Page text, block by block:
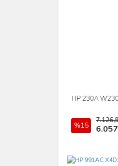
HP 230A
%15